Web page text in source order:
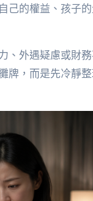
己的權益、孩子
、外遇疑慮或財
牌，而是先冷靜